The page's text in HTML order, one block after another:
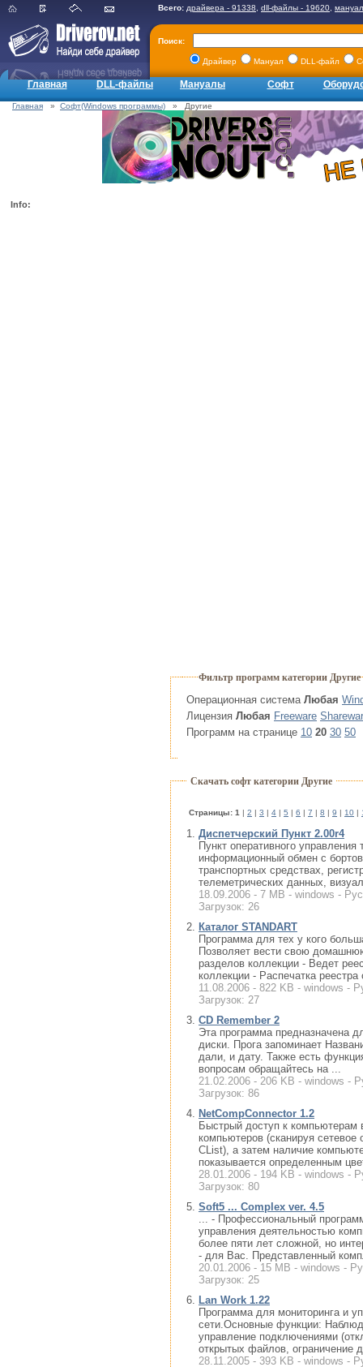
Всего: драйвера - 91338 dll-файлы - 19620
Поиск:
Драйвер Мануал DLL-файл
Главная DLL-файлы Мануалы Софт
Главная » Софт(Windows программы) » Другие
Info:
Фильтр программ категории Другие
Операционная система Любая
Лицензия Любая Freeware
Программ на странице 10 20 30 50
Скачать софт категории Другие
Cтраницы: 1 2 3 4 5 6 7 8 9 10
Диспетчерский Пункт 2.00r4
Пункт оперативного
информационный обмен с
транспортных средствах,
телеметрических данных,
18.09.2006 - 7 MB - windows -
Загрузок: 26
Каталог STANDART
Программа для тех у кого
Позволяет вести свою
разделов коллекции - Ведет
коллекции - Распечатка реестра
11.08.2006 - 822 KB - windows -
Загрузок: 27
CD Remember 2
Эта программа предназначена
диски. Прога запоминает
дали, и дату. Также есть
вопросам обращайтесь на ...
21.02.2006 - 206 KB - windows -
Загрузок: 86
NetCompConnector 1.2
Быстрый доступ к компьютерам
компьютеров (сканируя сетевое
CList), а затем наличие
показывается определенным
28.01.2006 - 194 KB - windows -
Загрузок: 80
Soft5 ... Complex ver. 4.5
... - Профессиональный
управления деятельностью
более пяти лет сложной, но
- для Вас. Представленный
20.01.2006 - 15 MB - windows -
Загрузок: 25
Lan Work 1.22
Программа для мониторинга и
сети.Основные функции:
управление подключениями
открытых файлов, ограничение
28.11.2005 - 393 KB - windows -